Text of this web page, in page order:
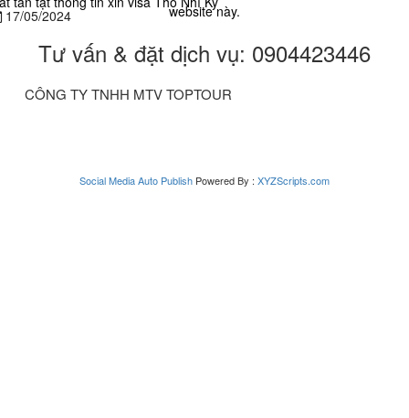
17/05/2024
website này.
Tư vấn & đặt dịch vụ: 0904423446
CÔNG TY TNHH MTV TOPTOUR
Social Media Auto Publish Powered By : XYZScripts.com